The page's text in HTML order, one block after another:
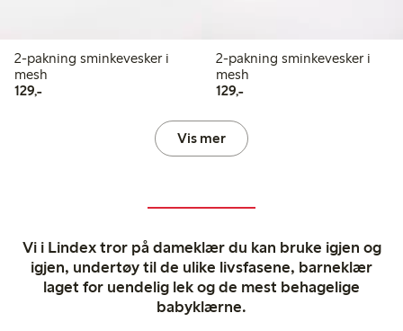
2-pakning sminkevesker i
mesh
129,-129,00 kr
2-pakning sminkevesker i
mesh
129,-129,00 kr
Vis mer
Vi i Lindex tror på dameklær du kan bruke igjen og
igjen, undertøy til de ulike livsfasene, barneklær
laget for uendelig lek og de mest behagelige
babyklærne.